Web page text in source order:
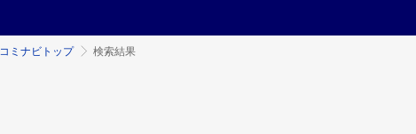
ミナビトップ 検索結果